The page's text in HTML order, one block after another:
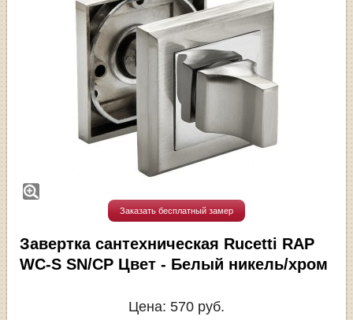
Заказать бесплатный замер
Завертка сантехническая Rucetti RAP
WC-S SN/CP Цвет - Белый никель/хром
Цена: 570 руб.